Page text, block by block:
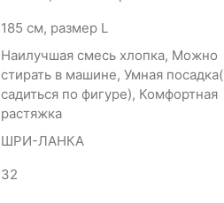
185 см, размер L
Наилучшая смесь хлопка, Можно
стирать в машине, Умная посадка(
садиться по фигуре), Комфортная
растяжка
ШРИ-ЛАНКА
32